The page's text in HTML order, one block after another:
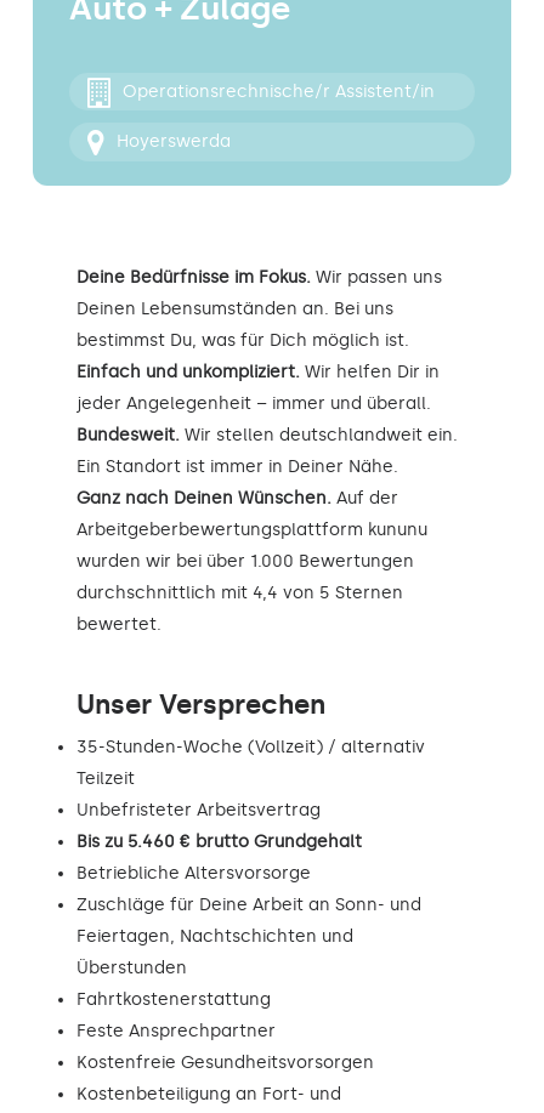
Kontakt
Auto + Zulage
Operationsrechnische/r Assistent/in
Hoyerswerda
Deine Bedürfnisse im Fokus. Wir passen uns
Deinen Lebensumständen an. Bei uns
bestimmst Du, was für Dich möglich ist.
Einfach und unkompliziert. Wir helfen Dir in
jeder Angelegenheit – immer und überall.
Bundesweit. Wir stellen deutschlandweit ein.
Ein Standort ist immer in Deiner Nähe.
Ganz nach Deinen Wünschen. Auf der
Arbeitgeberbewertungsplattform kununu
wurden wir bei über 1.000 Bewertungen
durchschnittlich mit 4,4 von 5 Sternen
bewertet.
Unser Versprechen
35-Stunden-Woche (Vollzeit) / alternativ
Teilzeit
Unbefristeter Arbeitsvertrag
Bis zu 5.460 € brutto Grundgehalt
Betriebliche Altersvorsorge
Zuschläge für Deine Arbeit an Sonn- und
Feiertagen, Nachtschichten und
Überstunden
Fahrtkostenerstattung
Feste Ansprechpartner
Kostenfreie Gesundheitsvorsorgen
Kostenbeteiligung an Fort- und